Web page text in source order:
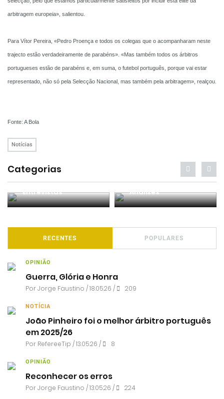
arbitragem europeia», salientou.
Para Vítor Pereira, «Pedro Proença e todos os colegas que o acompanharam neste
trajecto estão verdadeiramente de parabéns». «Mas também todos os árbitros
portugueses estão de parabéns e, em suma, o futebol português, porque vai estar
representado, não só pela Selecção Nacional, mas também pela arbitragem», realçou.
Fonte: A Bola
Notícias
Categorias
Entrevistas Análises
RECENTES POPULARES
OPINIÃO
Guerra, Glória e Honra
PorJorge Faustino / 18.05.26 / 209
NOTÍCIA
João Pinheiro foi o melhor árbitro português
em 2025/26
Por RefereeTip / 13.05.26 / 8
OPINIÃO
Reconhecer os erros
PorJorge Faustino / 13.05.26 / 224